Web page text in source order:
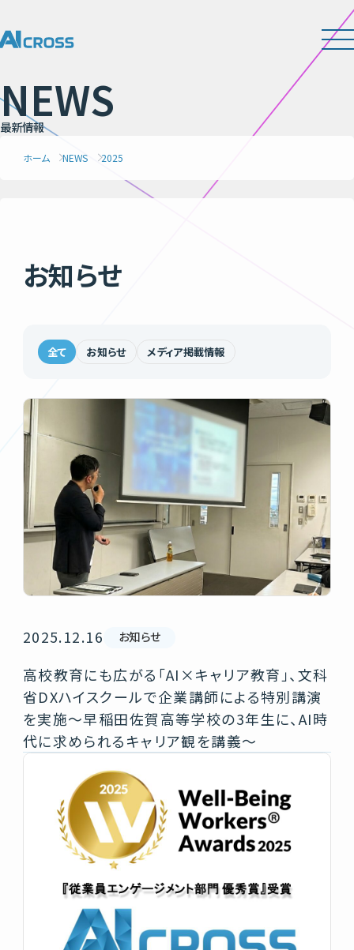
NEWS
最新情報
ホーム NEWS 2025
お知らせ
全て お知らせ メディア掲載情報
2025.12.16 お知らせ
高校教育にも広がる「AI×キャリア教育」、文科
省DXハイスクールで企業講師による特別講演
を実施〜早稲田佐賀高等学校の3年生に、AI時
代に求められるキャリア観を講義〜